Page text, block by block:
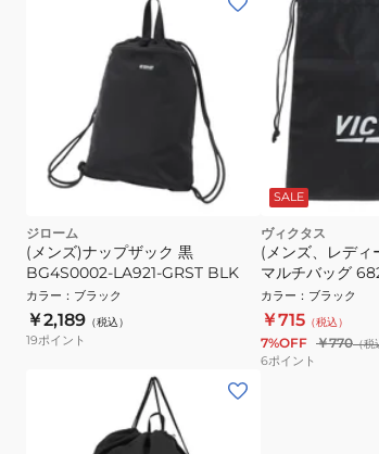
ジローム
(メンズ)ナップザック 黒
BG4S0002-LA921-GRST BLK
カラー ： ブラック
￥2,189 （税込）
19ポイント
SALE
ヴィクタス
(メンズ、レディ
マルチバッグ
カラー ： ブラック
￥715 （税込）
7%OFF ￥770（税
6ポイント